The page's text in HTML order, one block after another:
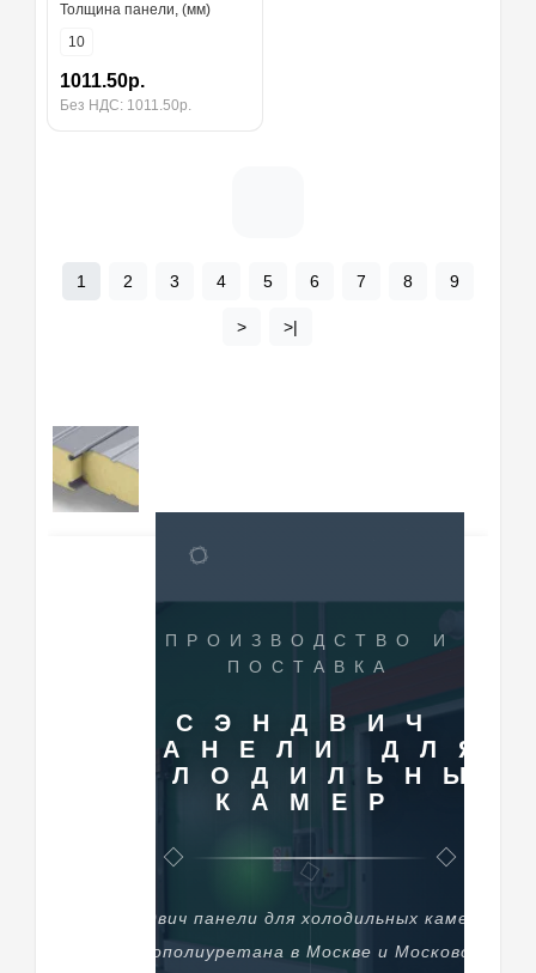
Толщина панели, (мм)
10
1011.50р.
Без НДС: 1011.50р.
1 2 3 4 5 6 7 8 9
> >|
ПРОИЗВОДСТВО И
ПОСТАВКА
СЭНДВИЧ
ПАНЕЛИ ДЛЯ
ХОЛОДИЛЬНЫХ
КАМЕР
Сэндвич панели для холодильных камер из
пенополиуретана в Москве и Московской